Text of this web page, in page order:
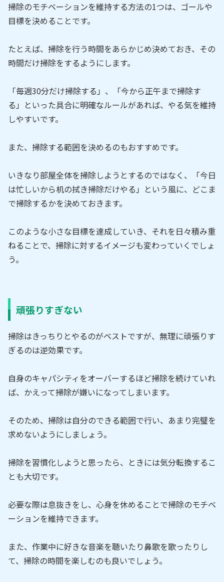
掃除のモチベーションを維持する方法の1つは、ゴールや
目標を決めることです。
たとえば、掃除を行う時間をあらかじめ決めておき、その
時間だけ掃除をするようにします。
「毎週30分だけ掃除する」、「今から正午まで掃除す
る」といった具合に明確なルールがあれば、やる気を維持
しやすいです。
また、掃除する範囲を決めるのもおすすめです。
いきなり部屋全体を掃除しようとするのではなく、「今日
は忙しいから机の拭き掃除だけやる」という風に、どこま
で掃除するかを決めておきます。
このような小さな目標を達成していき、それを日々積み重
ねることで、掃除に対するイメージも変わっていくでしょ
う。
頑張りすぎない
掃除はきっちりとやるのがベストですが、無理に頑張りす
ぎるのは逆効果です。
自身のキャパシティをオーバーするほど掃除を続けていれ
ば、かえって掃除が嫌いになってしまいます。
そのため、掃除は自分のできる範囲で行い、あまり完璧を
求めないようにしましょう。
掃除を習慣化しようと思ったら、ときには気分転換するこ
とも大切です。
必要な際は息抜きをし、心身を休めることで掃除のモチベ
ーションを維持できます。
また、作業中に好きな音楽を聴いたり鼻歌を歌ったりし
て、掃除の時間を楽しむのも良いでしょう。